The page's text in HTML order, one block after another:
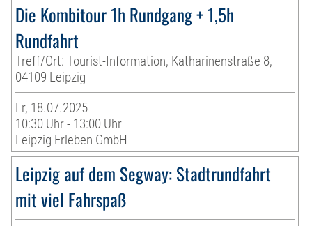
Die Kombitour 1h Rundgang + 1,5h
Rundfahrt
Treff/Ort: Tourist-Information, Katharinenstraße 8,
04109 Leipzig
Fr, 18.07.2025
10:30 Uhr - 13:00 Uhr
Leipzig Erleben GmbH
Leipzig auf dem Segway: Stadtrundfahrt
mit viel Fahrspaß